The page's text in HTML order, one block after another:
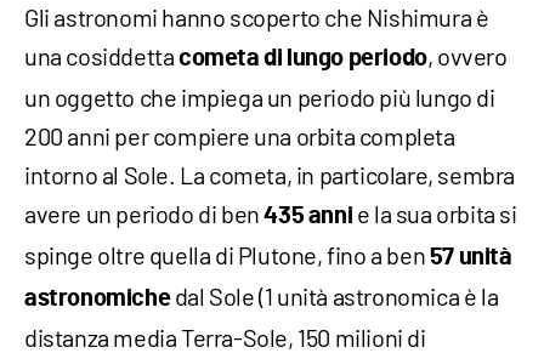
Gli astronomi hanno scoperto che Nishimura è
una cosiddetta cometa di lungo periodo, ovvero
un oggetto che impiega un periodo più lungo di
200 anni per compiere una orbita completa
intorno al Sole. La cometa, in particolare, sembra
avere un periodo di ben435 anni e la sua orbita si
spinge oltre quella di Plutone, fino a ben 57 unità
astronomichedal Sole (1 unità astronomica è la
distanza media Terra-Sole, 150 milioni di